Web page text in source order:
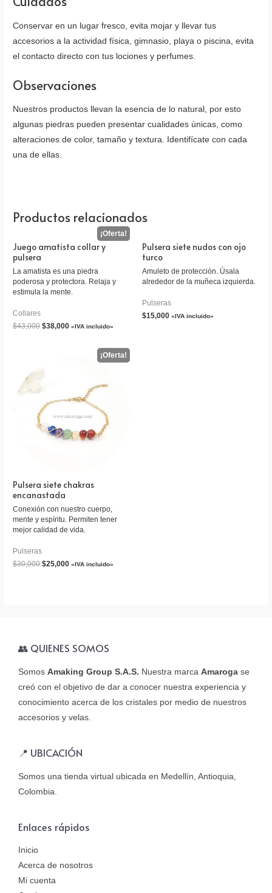
Conservar en un lugar fresco, evita mojar y llevar tus
accesorios a la actividad física, gimnasio, playa o piscina, evita
el contacto directo con tus lociones y perfumes.
Observaciones
Nuestros productos llevan la esencia de lo natural, por esto
algunas piedras pueden presentar cualidades únicas, como
alteraciones de color, tamaño y textura. Identifícate con cada
una de ellas.
Productos relacionados
Juego amatista collar y
pulsera
La amatista es una piedra
poderosa y protectora. Relaja y
estimula la mente.
Collares
$43,000 $38,000 «IVA incluido»
Pulsera siete nudos con ojo
turco
Amuleto de protección. Úsala
alrededor de la muñeca izquierda.
Pulseras
$15,000 «IVA incluido»
Pulsera siete chakras
encanastada
Conexión con nuestro cuerpo,
mente y espíritu. Permiten tener
mejor calidad de vida.
Pulseras
$30,000 $25,000 «IVA incluido»
👥 QUIENES SOMOS
Somos Amaking Group S.A.S. Nuestra marca Amaroga se
creó con el objetivo de dar a conocer nuestra experiencia y
conocimiento acerca de los cristales por medio de nuestros
accesorios y velas.
📍 UBICACIÓN
Somos una tienda virtual ubicada en Medellín, Antioquia,
Colombia.
Enlaces rápidos
Inicio
Acerca de nosotros
Mi cuenta